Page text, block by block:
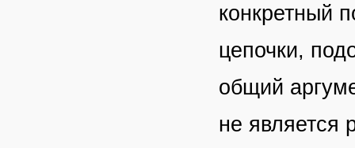
конкретный
цепочки,
общий
не является